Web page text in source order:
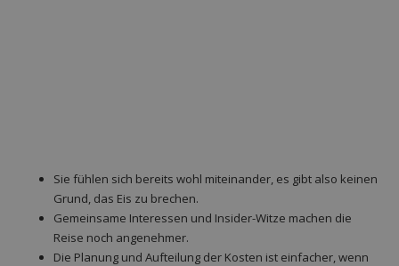
Sie fühlen sich bereits wohl miteinander, es gibt also keinen
Grund, das Eis zu brechen.
Gemeinsame Interessen und Insider-Witze machen die
Reise noch angenehmer.
Die Planung und Aufteilung der Kosten ist einfacher, wenn